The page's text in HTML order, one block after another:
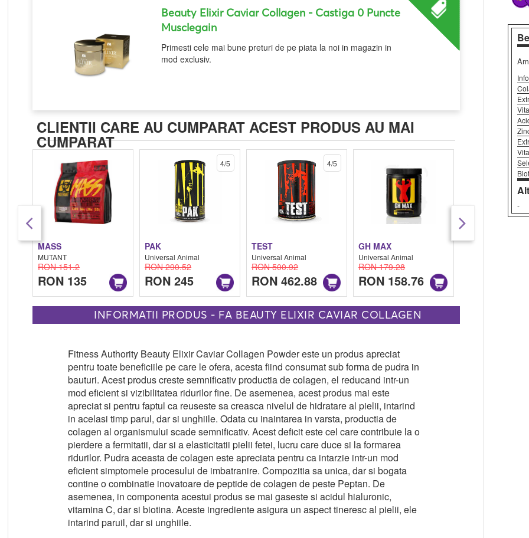
Beauty Elixir Caviar Collagen - Castiga 0 Puncte
Musclegain
Primesti cele mai bune preturi de pe piata la noi in magazin in
mod exclusiv.
CLIENTII CARE AU CUMPARAT ACEST PRODUS AU MAI
CUMPARAT
MASS
MUTANT
RON 151.2
RON 135
PAK
Universal Animal
RON 290.52
RON 245
4/5
TEST
Universal Animal
RON 500.92
RON 462.88
4/5
GH MAX
Universal Animal
RON 179.28
RON 158.76
WHEY
INFORMATII PRODUS - FA BEAUTY ELIXIR CAVIAR COLLAGEN
Fitness Authority Beauty Elixir Caviar Collagen Powder este un produs apreciat
pentru toate beneficiile pe care le ofera, acesta fiind consumat sub forma de pudra in
bauturi. Acest produs creste semnificativ productia de colagen, el reducand intr-un
mod eficient si vizibilitatea ridurilor fine. De asemenea, acest produs mai este
apreciat si pentru faptul ca reuseste sa creasca nivelul de hidratare al pielii, intarind
in acelasi timp parul, dar si unghiile. Odata cu inaintarea in varsta, productia de
colagen al organismului scade semnificativ. Acest deficit este cel care contribuie la o
pierdere a fermitatii, dar si a elasticitatii pielii fetei, lucru care duce si la formarea
ridurilor. Pudra aceasta de colagen este apreciata pentru ca intarzie intr-un mod
eficient simptomele procesului de imbatranire. Compozitia sa unica, dar si bogata
contine o combinatie inovatoare de peptide de colagen de peste Peptan. De
asemenea, in componenta acestui produs se mai gaseste si acidul hialuronic,
vitamina C, dar si biotina. Aceste ingrediente asigura un aspect tineresc al pielii, ele
intarind paruil, dar si unghiile.
-